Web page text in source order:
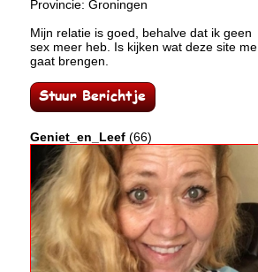
Provincie: Groningen
Mijn relatie is goed, behalve dat ik geen
sex meer heb. Is kijken wat deze site me
gaat brengen.
Geniet_en_Leef (66)